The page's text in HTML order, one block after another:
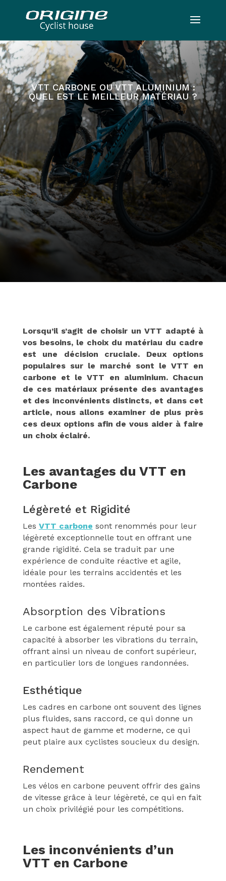
VTT CARBONE OU VTT ALUMINIUM :
QUEL EST LE MEILLEUR MATÉRIAU ?
Lorsqu’il s’agit de choisir un VTT adapté à
vos besoins, le choix du matériau du cadre
est une décision cruciale. Deux options
populaires sur le marché sont le VTT en
carbone et le VTT en aluminium. Chacun
de ces matériaux présente des avantages
et des inconvénients distincts, et dans cet
article, nous allons examiner de plus près
ces deux options afin de vous aider à faire
un choix éclairé.
Les avantages du VTT en
Carbone
Légèreté et Rigidité
Les VTT carbone sont renommés pour leur
légèreté exceptionnelle tout en offrant une
grande rigidité. Cela se traduit par une
expérience de conduite réactive et agile,
idéale pour les terrains accidentés et les
montées raides.
Absorption des Vibrations
Le carbone est également réputé pour sa
capacité à absorber les vibrations du terrain,
offrant ainsi un niveau de confort supérieur,
en particulier lors de longues randonnées.
Esthétique
Les cadres en carbone ont souvent des lignes
plus fluides, sans raccord, ce qui donne un
aspect haut de gamme et moderne, ce qui
peut plaire aux cyclistes soucieux du design.
Rendement
Les vélos en carbone peuvent offrir des gains
de vitesse grâce à leur légèreté, ce qui en fait
un choix privilégié pour les compétitions.
Les inconvénients d’un
VTT en Carbone